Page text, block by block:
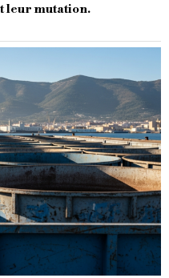
leur mutation.